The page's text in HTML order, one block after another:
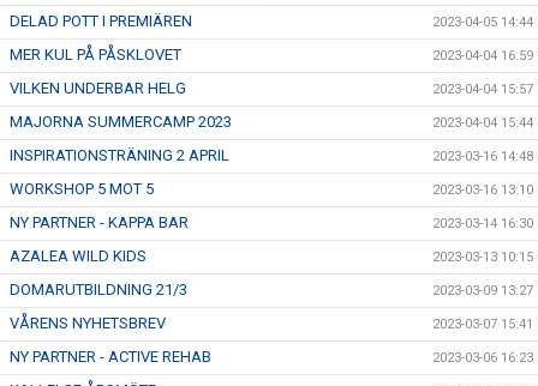
DELAD POTT I PREMIÄREN 2023-04-05 14:44
MER KUL PÅ PÅSKLOVET 2023-04-04 16:59
VILKEN UNDERBAR HELG 2023-04-04 15:57
MAJORNA SUMMERCAMP 2023 2023-04-04 15:44
INSPIRATIONSTRÄNING 2 APRIL 2023-03-16 14:48
WORKSHOP 5 MOT 5 2023-03-16 13:10
NY PARTNER - KAPPA BAR 2023-03-14 16:30
AZALEA WILD KIDS 2023-03-13 10:15
DOMARUTBILDNING 21/3 2023-03-09 13:27
VÅRENS NYHETSBREV 2023-03-07 15:41
NY PARTNER - ACTIVE REHAB 2023-03-06 16:23